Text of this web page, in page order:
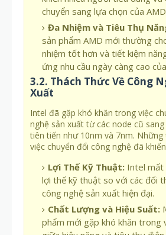
chuyển sang lựa chọn của
Đa Nhiệm và Tiêu Thụ
sản phẩm AMD mới thường
nhiệm tốt hơn và tiết kiệm
ứng nhu cầu ngày càng cao
3.2. Thách Thức Về Công
Xuất
Intel đã gặp khó khăn trong việc
nghệ sản xuất từ các node cũ
tiên tiến như 10nm và 7nm.
việc chuyển đổi công nghệ đã
Lợi Thế Kỹ Thuật: Intel mất
lợi thế kỹ thuật so với các đối
công nghệ sản xuất hiện đại.
Chất Lượng và Hiệu Suất:
phẩm mới gặp khó khăn trong